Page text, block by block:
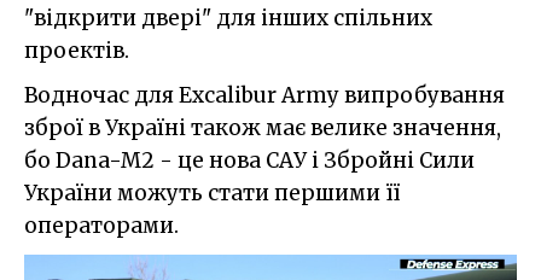
"відкрити двері" для інших спільних
проектів.
Водночас для Excalibur Army випробування
зброї в Україні також має велике значення,
бо Dana-M2 - це нова САУ і Збройні Сили
України можуть стати першими її
операторами.